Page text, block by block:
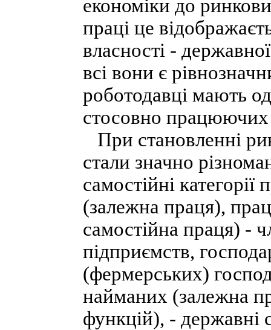
економіки до
праці це
власності -
всі вони є
роботодавці мають
стосовно працюючих
При становленні
стали значно
самостійні
(залежна праця),
самостійна праця) -
підприємств,
(фермерських)
найманих (залежна
функцій), - державні